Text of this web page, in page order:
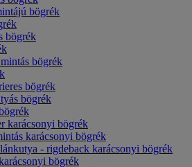
bögrék
bögrék
bögrék
bögrék
bögrék
karácsonyi bögrék
karácsonyi bögrék
- rigdeback karácsonyi bögrék
bögrék